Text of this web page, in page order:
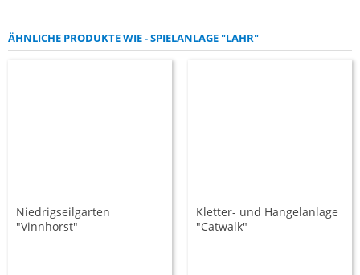
ÄHNLICHE PRODUKTE WIE - SPIELANLAGE "LAHR"
Niedrigseilgarten
"Vinnhorst"
Kletter- und Hangelanlage
"Catwalk"